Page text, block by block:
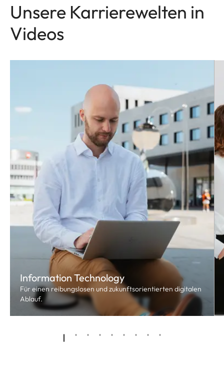
Unsere Karrierewelten in
Videos
Information Technology
Für einen reibungslosen und zukunftsorientierten digitalen
Ablauf.